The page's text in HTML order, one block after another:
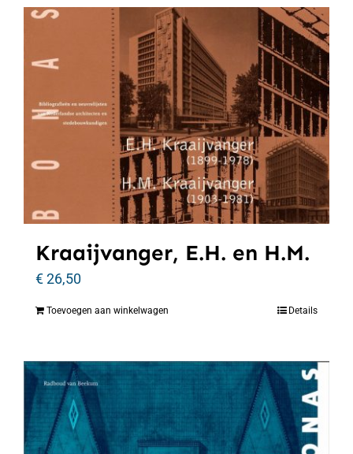
Kraaijvanger, E.H. en H.M.
€26,50
Toevoegen aan winkelwagen Details